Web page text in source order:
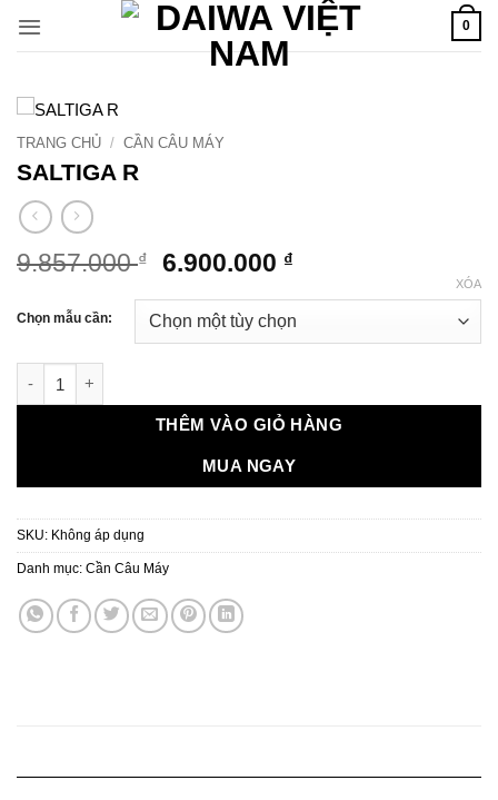
qua
0
TRANG CHỦ / CẦN CÂU MÁY
SALTIGA R
9.857.000₫
Giá
là:
9.857.000 ₫.
6.900.000 ₫Giá
tại
là:
Chọn mẫu cần:
XÓA
THÊM VÀO GIỎ HÀNG
MUA NGAY
SKU: Không áp dụng
Danh mục: Cần Câu Máy